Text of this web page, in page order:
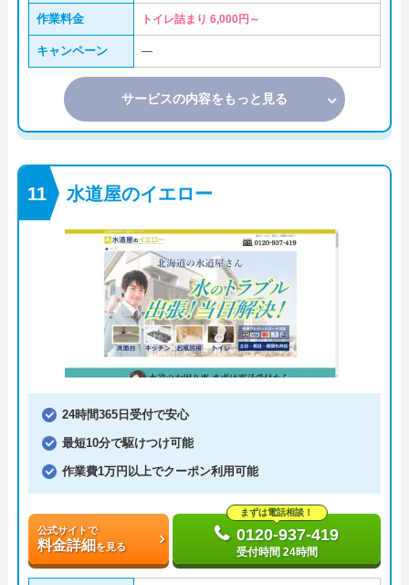
作業料金 トイレ詰まり 6,000円～
キャンペーン ―
サービスの内容をもっと見る
水道屋のイエロー
24時間365日受付で安心
最短10分で駆けつけ可能
作業費1万円以上でクーポン利用可能
公式サイトで
料金詳細を見る
まずは電話相談！
0120-937-419
受付時間 24時間